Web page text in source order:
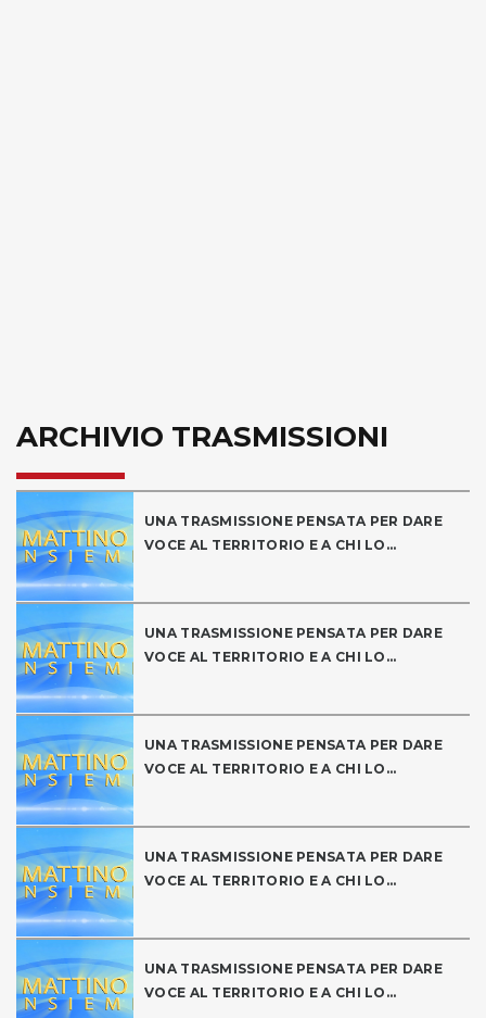
ARCHIVIO TRASMISSIONI
UNA TRASMISSIONE PENSATA PER DARE
VOCE AL TERRITORIO E A CHI LO...
UNA TRASMISSIONE PENSATA PER DARE
VOCE AL TERRITORIO E A CHI LO...
UNA TRASMISSIONE PENSATA PER DARE
VOCE AL TERRITORIO E A CHI LO...
UNA TRASMISSIONE PENSATA PER DARE
VOCE AL TERRITORIO E A CHI LO...
UNA TRASMISSIONE PENSATA PER DARE
VOCE AL TERRITORIO E A CHI LO...